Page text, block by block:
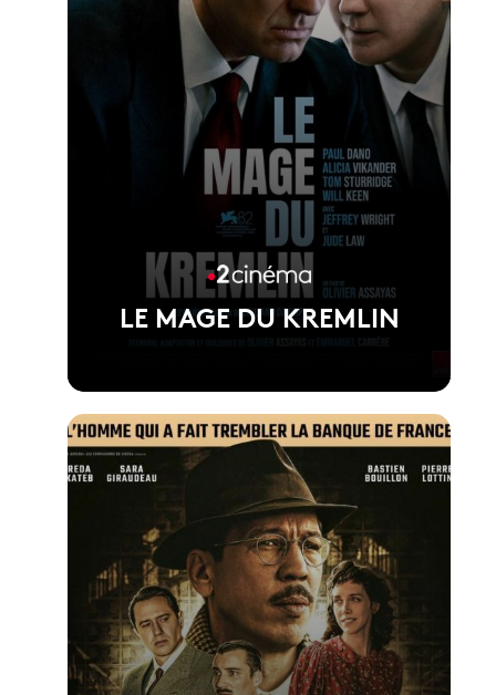
LE MAGE DU KREMLIN
Voir la fiche du film